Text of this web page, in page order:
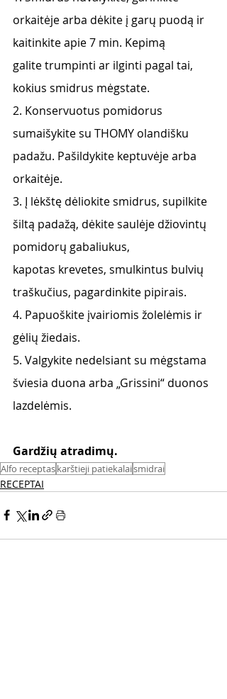
orkaitėje arba dėkite į garų puodą ir
kaitinkite apie 7 min. Kepimą
galite trumpinti ar ilginti pagal tai,
kokius smidrus mėgstate.
2. Konservuotus pomidorus
sumaišykite su THOMY olandišku
padažu. Pašildykite keptuvėje arba
orkaitėje.
3. Į lėkštę dėliokite smidrus, supilkite
šiltą padažą, dėkite saulėje džiovintų
pomidorų gabaliukus,
kapotas krevetes, smulkintus bulvių
traškučius, pagardinkite pipirais.
4. Papuoškite įvairiomis žolelėmis ir
gėlių žiedais.
5. Valgykite nedelsiant su mėgstama
šviesia duona arba „Grissini“ duonos
lazdelėmis.
Gardžių atradimų.
Alfo receptaskarštieji patiekalaismidrai
RECEPTAI